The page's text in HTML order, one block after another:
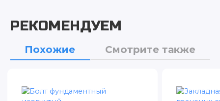
РЕКОМЕНДУЕМ
Похожие Смотрите также